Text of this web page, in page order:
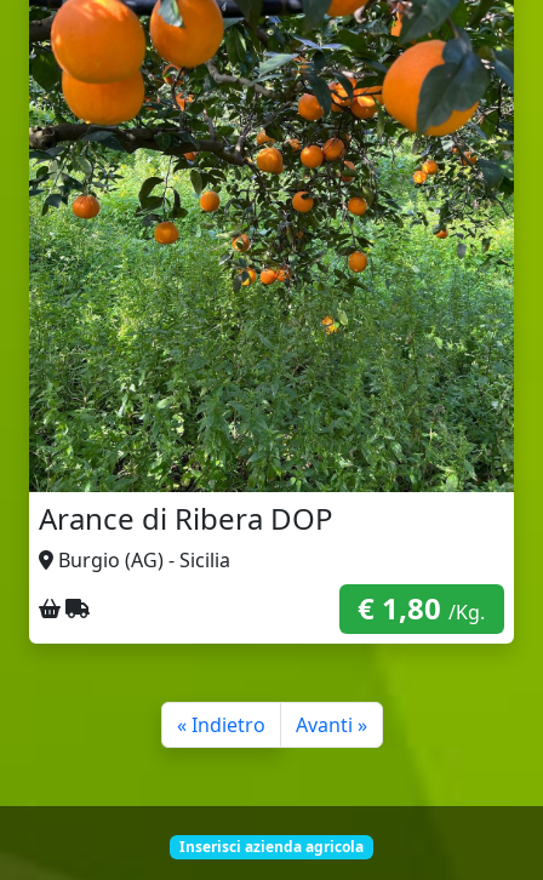
Arance di Ribera DOP
Burgio (AG) - Sicilia
Ritiro sul posto
Spedizione con corriere € 1,80/Kg.
« Indietro Avanti »
Inserisci azienda agricola